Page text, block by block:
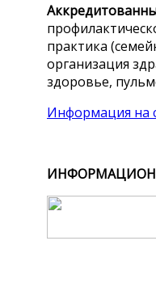
практика
организация
здоровье,
Информация на